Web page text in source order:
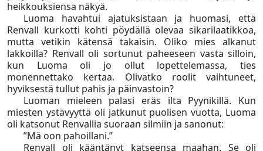
heikkouksiensa näkyä.
Luoma havahtui ajatuksistaan ja huomasi, että
Renvall kurkotti kohti pöydällä olevaa sikarilaatikkoa,
mutta vetikin kätensä takaisin. Oliko mies alkanut
lakkoilla? Renvall oli sortunut paheeseen vasta silloin,
kun Luoma oli jo ollut lopettelemassa, ties
monennettako kertaa. Olivatko roolit vaihtuneet,
hyviksestä tullut pahis ja päinvastoin?
Luoman mieleen palasi eräs ilta Pyynikillä. Kun
miesten ystävyyttä oli jatkunut puolisen vuotta, Luoma
oli katsonut Renvallia suoraan silmiin ja sanonut:
”Mä oon pahoillani.”
Renvall oli kääntänyt katseensa maahan. Se oli